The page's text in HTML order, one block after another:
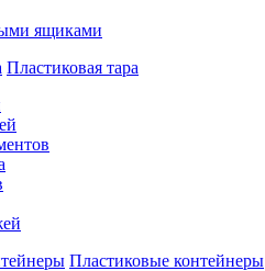
ящиками
Пластиковая тара
Пластиковые контейнеры